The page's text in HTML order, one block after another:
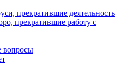
прекратившие деятельность
прекратившие работу с
вопросы